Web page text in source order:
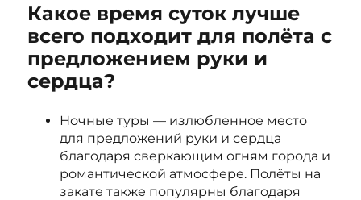
Какое время суток лучше
всего подходит для полёта с
предложением руки и
сердца?
Ночные туры — излюбленное место
для предложений руки и сердца
благодаря сверкающим огням города и
романтической атмосфере. Полёты на
закате также популярны благодаря